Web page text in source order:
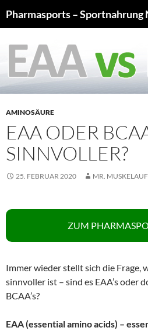
Inhalt
Pharmasports – Sportnahrung
AMINOSÄURE
EAA ODER
SINNVOLLER?
25. FEBRUAR 2020 MR.
ZUM
Immer wieder stellt sich die Frage,
sinnvoller ist – sind es EAA’s oder
BCAA’s?
EAA (essential amino acids) –